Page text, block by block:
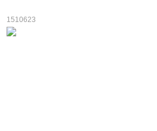
1510623